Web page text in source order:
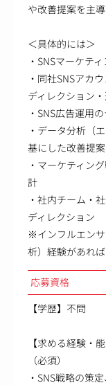
や改善提案を主
＜具体的には＞
・SNSマーケテ
・同社SNSアカ
ディレクション
・SNS広告運用
・データ分析（
基にした改善提案
・マーケティン
計
・社内チーム・
ディレクション
※インフルエン
析）経験があれ
応募資格
【学歴】不問
【求める経験・
（必須）
・SNS戦略の策